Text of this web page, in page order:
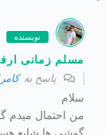
نویسنده
مسلم زمانی
پاسخ به
سلام
من احتمال میدم